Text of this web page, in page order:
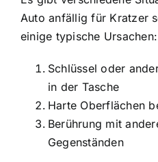
Auto anfällig für Kratzer
einige typische Ursachen:
Schlüssel oder
in der Tasche
Harte Oberflächen
Berührung mit
Gegenständen